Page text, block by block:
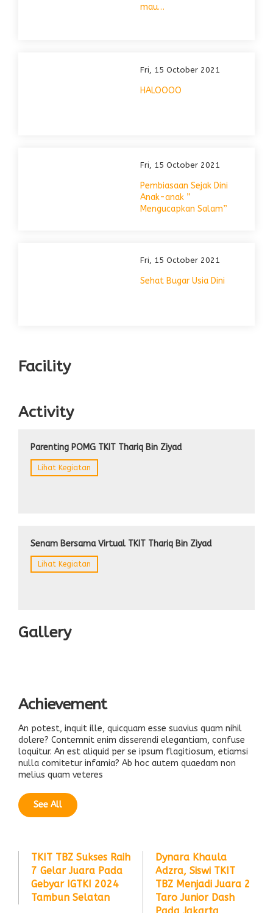
mau…
Fri, 15 October 2021
HALOOOO
Fri, 15 October 2021
Pembiasaan Sejak Dini
Anak-anak ”
Mengucapkan Salam”
Fri, 15 October 2021
Sehat Bugar Usia Dini
Facility
Activity
Parenting POMG TKIT Thariq Bin Ziyad
Lihat Kegiatan
Senam Bersama Virtual TKIT Thariq Bin Ziyad
Lihat Kegiatan
Gallery
Achievement
An potest, inquit ille, quicquam esse suavius quam nihil
dolere? Contemnit enim disserendi elegantiam, confuse
loquitur. An est aliquid per se ipsum flagitiosum, etiamsi
nulla comitetur infamia? Ab hoc autem quaedam non
melius quam veteres
See All
TKIT TBZ Sukses Raih
7 Gelar Juara Pada
Gebyar IGTKI 2024
Tambun Selatan
Dynara Khaula
Adzra, Siswi TKIT
TBZ Menjadi Juara 2
Taro Junior Dash